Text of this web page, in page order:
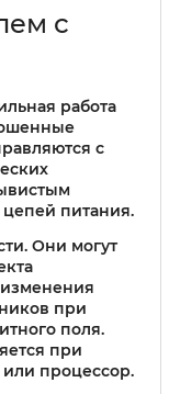
с
работа
с
питания.
Они могут
при
поля.
при
или процессор.